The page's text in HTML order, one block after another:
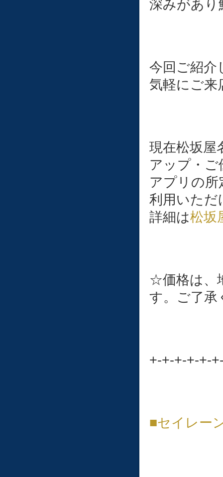
深みがあり
今回ご紹介
気軽にご来
現在松坂屋
アップ・
アプリの
利用いただ
詳細は松坂
☆価格は、
す。ご了承
+-+-+-+-+-
■セイレー